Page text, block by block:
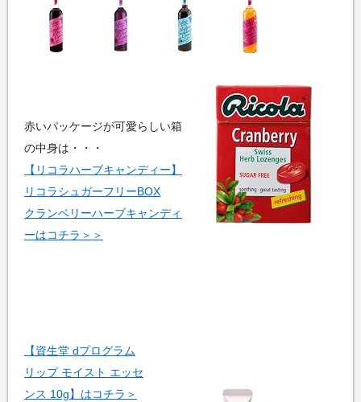
赤いパッケージが可愛らしい箱
の中身は・・・
【リコラハーブキャンディー】
リコラシュガーフリーBOX
クランベリーハーブキャンディ
ーはコチラ＞＞
【資生堂 dプログラム
リップ モイスト エッセ
ンス 10g】はコチラ＞